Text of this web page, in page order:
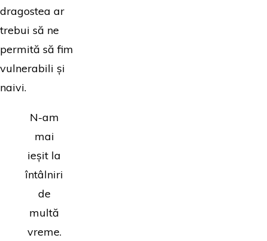
dragostea ar
trebui să ne
permită să fim
vulnerabili și
naivi.
N-am
mai
ieșit la
întâlniri
de
multă
vreme.